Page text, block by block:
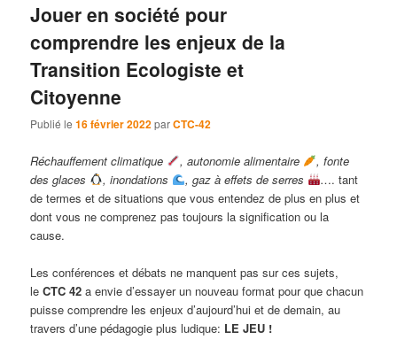
Jouer en société pour
comprendre les enjeux de la
Transition Ecologiste et
Citoyenne
Publié le16 février 2022parCTC-42
Réchauffement climatique , autonomie alimentaire
, fonte
des glaces
, inondations , gaz à effets de serres
…. tant
de termes et de situations que vous entendez de plus en plus et
dont vous ne comprenez pas toujours la signification ou la
cause.
Les conférences et débats ne manquent pas sur ces sujets,
leCTC 42 a envie d’essayer un nouveau format pour que chacun
puisse comprendre les enjeux d’aujourd’hui et de demain, au
travers d’une pédagogie plus ludique: LE JEU !